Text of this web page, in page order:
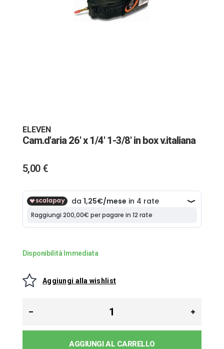
ELEVEN
Cam.d'aria 26' x 1/4' 1-3/8' in box v.italiana
5,00 €
Disponibilità Immediata
Aggiungi alla wishlist
AGGIUNGI AL CARRELLO
galleria
di